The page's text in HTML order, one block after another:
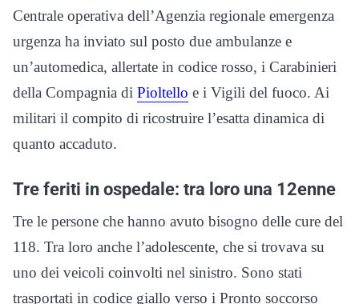
Centrale operativa dell’Agenzia regionale emergenza
urgenza ha inviato sul posto due ambulanze e
un’automedica, allertate in codice rosso, i Carabinieri
della Compagnia di Pioltello e i Vigili del fuoco. Ai
militari il compito di ricostruire l’esatta dinamica di
quanto accaduto.
Tre feriti in ospedale: tra loro una 12enne
Tre le persone che hanno avuto bisogno delle cure del
118. Tra loro anche l’adolescente, che si trovava su
uno dei veicoli coinvolti nel sinistro. Sono stati
trasportati in codice giallo verso i Pronto soccorso